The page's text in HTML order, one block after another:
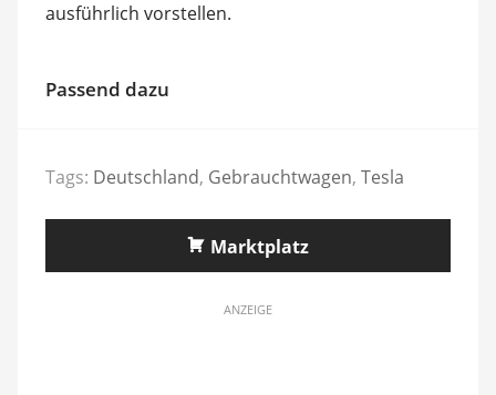
ausführlich vorstellen.
Passend dazu
Tags: Deutschland, Gebrauchtwagen, Tesla
Marktplatz
ANZEIGE